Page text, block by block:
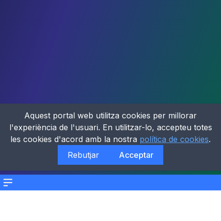
Menu
Aquest portal web utilitza cookies per millorar
l'experiència de l'usuari. En utilitzar-lo, accepteu totes
les cookies d'acord amb la nostra política de cookies.
Rebutjar
Acceptar